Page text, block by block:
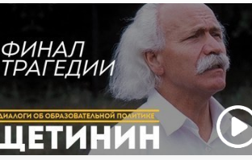
«Сколково» и ГК «Просвещение»
анонсировали запуск акселератора
технологических решений для всех
уровней образования
8 ИЮНЯ /ЧТО ПРОИСХОДИТ?
Рособрнадзор ответил на жалобы
школьников на ошибки в ЕГЭ по
русскому
8 ИЮНЯ /ЕГЭ И ОГЭ